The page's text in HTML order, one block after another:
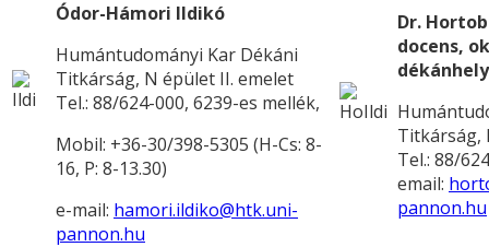
Ódor-Hámori Ildikó
Humántudományi Kar Dékáni
Titkárság, N épület II. emelet
Tel.: 88/624-000, 6239-es mellék,
Mobil: +36-30/398-5305 (H-Cs: 8-
16, P: 8-13.30)
e-mail: hamori.ildiko@htk.uni-
pannon.hu
Dr.
docens,
Titkárság,
Tel.: 88/
email:
pannon.hu